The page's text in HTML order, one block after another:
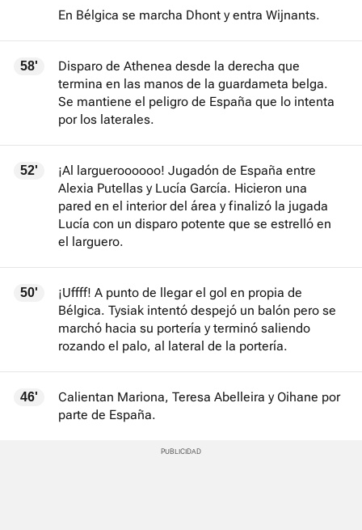
En Bélgica se marcha Dhont y entra Wijnants.
58'
Disparo de Athenea desde la derecha que
termina en las manos de la guardameta belga.
Se mantiene el peligro de España que lo intenta
por los laterales.
52'
¡Al largueroooooo! Jugadón de España entre
Alexia Putellas y Lucía García. Hicieron una
pared en el interior del área y finalizó la jugada
Lucía con un disparo potente que se estrelló en
el larguero.
50'
¡Uffff! A punto de llegar el gol en propia de
Bélgica. Tysiak intentó despejó un balón pero se
marchó hacia su portería y terminó saliendo
rozando el palo, al lateral de la portería.
46'
Calientan Mariona, Teresa Abelleira y Oihane por
parte de España.